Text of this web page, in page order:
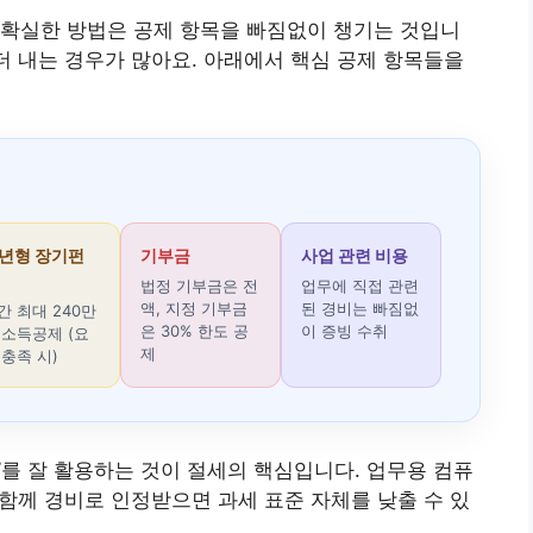
실한 방법은 공제 항목을 빠짐없이 챙기는 것입니
내는 경우가 많아요. 아래에서 핵심 공제 항목들을
형 장기펀
최대 240만
득공제 (요
족 시)
기부금
법정 기부금은 전
액, 지정 기부금
은 30% 한도 공
제
사업 관련 비용
업무에 직접 관련
된 경비는 빠짐없
이 증빙 수취
잘 활용하는 것이 절세의 핵심입니다. 업무용 컴퓨
께 경비로 인정받으면 과세 표준 자체를 낮출 수 있